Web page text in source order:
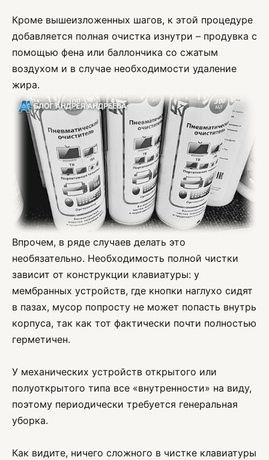
Кроме вышеизложенных шагов, к этой процедуре
добавляется полная очистка изнутри – продувка с
помощью фена или баллончика со сжатым
воздухом и в случае необходимости удаление
жира.
Впрочем, в ряде случаев делать это
необязательно. Необходимость полной чистки
зависит от конструкции клавиатуры: у
мембранных устройств, где кнопки наглухо сидят
в пазах, мусор попросту не может попасть внутрь
корпуса, так как тот фактически почти полностью
герметичен.
У механических устройств открытого или
полуоткрытого типа все «внутренности» на виду,
поэтому периодически требуется генеральная
уборка.
Как видите, ничего сложного в чистке клавиатуры